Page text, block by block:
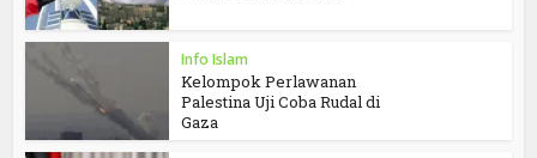
Info Islam
Kelompok Perlawanan
Palestina Uji Coba Rudal di
Gaza